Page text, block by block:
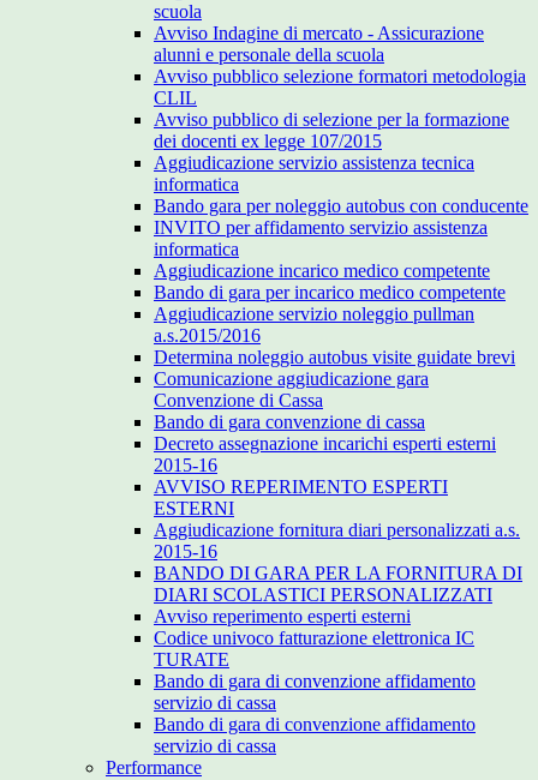
scuola
Avviso Indagine di mercato - Assicurazione
alunni e personale della scuola
Avviso pubblico selezione formatori metodologia
CLIL
Avviso pubblico di selezione per la formazione
dei docenti ex legge 107/2015
Aggiudicazione servizio assistenza tecnica
informatica
Bando gara per noleggio autobus con conducente
INVITO per affidamento servizio assistenza
informatica
Aggiudicazione incarico medico competente
Bando di gara per incarico medico competente
Aggiudicazione servizio noleggio pullman
a.s.2015/2016
Determina noleggio autobus visite guidate brevi
Comunicazione aggiudicazione gara
Convenzione di Cassa
Bando di gara convenzione di cassa
Decreto assegnazione incarichi esperti esterni
2015-16
AVVISO REPERIMENTO ESPERTI
ESTERNI
Aggiudicazione fornitura diari personalizzati a.s.
2015-16
BANDO DI GARA PER LA FORNITURA DI
DIARI SCOLASTICI PERSONALIZZATI
Avviso reperimento esperti esterni
Codice univoco fatturazione elettronica IC
TURATE
Bando di gara di convenzione affidamento
servizio di cassa
Bando di gara di convenzione affidamento
servizio di cassa
Performance